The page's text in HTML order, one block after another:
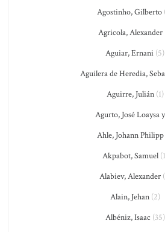
Agostinho, Gilberto
Agricola, Alexander
Aguiar, Ernani (5)
Aguilera de Heredia,
Aguirre, Julián(1)
Agurto, José Loaysa y
Ahle, Johann Philipp
Akpabot, Samuel
Alabiev, Alexander
Alain, Jehan(2)
Albéniz, Isaac (35)